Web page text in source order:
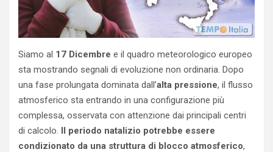
Siamo al 17 Dicembre e il quadro meteorologico europeo
sta mostrando segnali di evoluzione non ordinaria. Dopo
una fase prolungata dominata dall’alta pressione, il flusso
atmosferico sta entrando in una configurazione più
complessa, osservata con attenzione dai principali centri
di calcolo. Il periodo natalizio potrebbe essere
condizionato da una struttura di blocco atmosferico,